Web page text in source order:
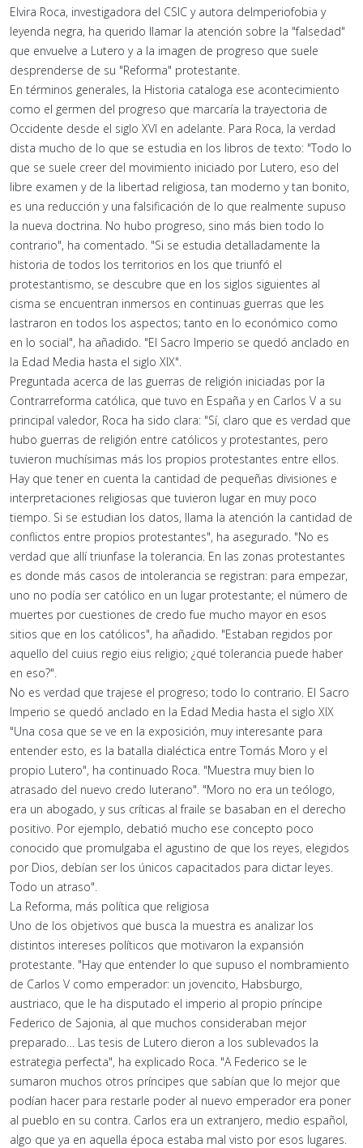
Elvira Roca, investigadora del CSIC y autora deImperiofobia y
leyenda negra, ha querido llamar la atención sobre la "falsedad"
que envuelve a Lutero y a la imagen de progreso que suele
desprenderse de su "Reforma" protestante.
En términos generales, la Historia cataloga ese acontecimiento
como el germen del progreso que marcaría la trayectoria de
Occidente desde el siglo XVI en adelante. Para Roca, la verdad
dista mucho de lo que se estudia en los libros de texto: "Todo lo
que se suele creer del movimiento iniciado por Lutero, eso del
libre examen y de la libertad religiosa, tan moderno y tan bonito,
es una reducción y una falsificación de lo que realmente supuso
la nueva doctrina. No hubo progreso, sino más bien todo lo
contrario", ha comentado. "Si se estudia detalladamente la
historia de todos los territorios en los que triunfó el
protestantismo, se descubre que en los siglos siguientes al
cisma se encuentran inmersos en continuas guerras que les
lastraron en todos los aspectos; tanto en lo económico como
en lo social", ha añadido. "El Sacro Imperio se quedó anclado en
la Edad Media hasta el siglo XIX".
Preguntada acerca de las guerras de religión iniciadas por la
Contrarreforma católica, que tuvo en España y en Carlos V a su
principal valedor, Roca ha sido clara: "Sí, claro que es verdad que
hubo guerras de religión entre católicos y protestantes, pero
tuvieron muchísimas más los propios protestantes entre ellos.
Hay que tener en cuenta la cantidad de pequeñas divisiones e
interpretaciones religiosas que tuvieron lugar en muy poco
tiempo. Si se estudian los datos, llama la atención la cantidad de
conflictos entre propios protestantes", ha asegurado. "No es
verdad que allí triunfase la tolerancia. En las zonas protestantes
es donde más casos de intolerancia se registran: para empezar,
uno no podía ser católico en un lugar protestante; el número de
muertes por cuestiones de credo fue mucho mayor en esos
sitios que en los católicos", ha añadido. "Estaban regidos por
aquello del cuius regio eius religio; ¿qué tolerancia puede haber
en eso?".
No es verdad que trajese el progreso; todo lo contrario. El Sacro
Imperio se quedó anclado en la Edad Media hasta el siglo XIX
"Una cosa que se ve en la exposición, muy interesante para
entender esto, es la batalla dialéctica entre Tomás Moro y el
propio Lutero", ha continuado Roca. "Muestra muy bien lo
atrasado del nuevo credo luterano". "Moro no era un teólogo,
era un abogado, y sus críticas al fraile se basaban en el derecho
positivo. Por ejemplo, debatió mucho ese concepto poco
conocido que promulgaba el agustino de que los reyes, elegidos
por Dios, debían ser los únicos capacitados para dictar leyes.
Todo un atraso".
La Reforma, más política que religiosa
Uno de los objetivos que busca la muestra es analizar los
distintos intereses políticos que motivaron la expansión
protestante. "Hay que entender lo que supuso el nombramiento
de Carlos V como emperador: un jovencito, Habsburgo,
austriaco, que le ha disputado el imperio al propio príncipe
Federico de Sajonia, al que muchos consideraban mejor
preparado… Las tesis de Lutero dieron a los sublevados la
estrategia perfecta", ha explicado Roca. "A Federico se le
sumaron muchos otros príncipes que sabían que lo mejor que
podían hacer para restarle poder al nuevo emperador era poner
al pueblo en su contra. Carlos era un extranjero, medio español,
algo que ya en aquella época estaba mal visto por esos lugares.